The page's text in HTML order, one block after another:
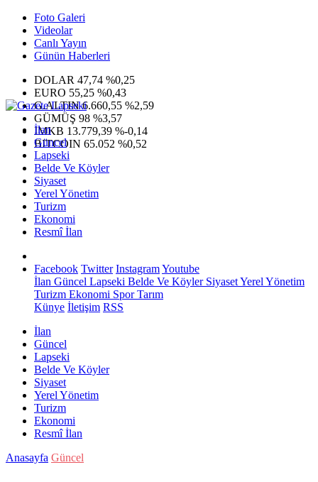
Foto Galeri
Videolar
Canlı Yayın
Günün Haberleri
DOLAR 47,74 %0,25
EURO 55,25 %0,43
G.ALTIN6.660,55 %2,59
GÜMÜŞ 98 %3,57
IMKB 13.779,39 %-0,14
BITCOIN 65.052 %0,52
İlan
Güncel
Lapseki
Belde Ve Köyler
Siyaset
Yerel Yönetim
Turizm
Ekonomi
Resmî İlan
Facebook Twitter InstagramYoutube
İlan Güncel Lapseki Belde Ve KöylerSiyasetYerel Yönetim
Turizm Ekonomi SporTarım
Künye İletişim RSS
İlan
Güncel
Lapseki
Belde Ve Köyler
Siyaset
Yerel Yönetim
Turizm
Ekonomi
Resmî İlan
Anasayfa Güncel